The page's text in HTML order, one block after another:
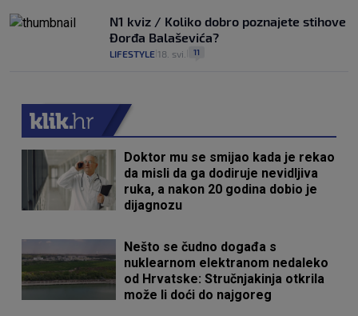
N1 kviz / Koliko dobro poznajete stihove
Đorđa Balaševića?
LIFESTYLE 18. svi. 11
Doktor mu se smijao kada je rekao
da misli da ga dodiruje nevidljiva
ruka, a nakon 20 godina dobio je
dijagnozu
Nešto se čudno događa s
nuklearnom elektranom nedaleko
od Hrvatske: Stručnjakinja otkrila
može li doći do najgoreg